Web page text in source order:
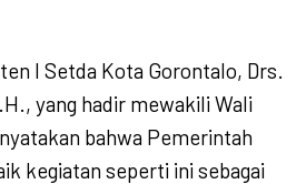
I Setda Kota Gorontalo, Drs.
yang hadir mewakili Wali
bahwa Pemerintah
kegiatan seperti ini sebagai